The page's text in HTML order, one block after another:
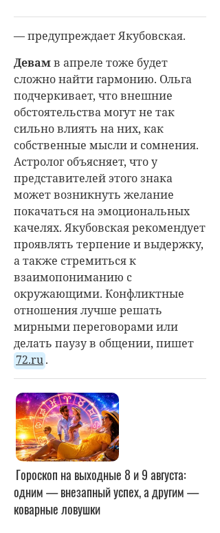
— предупреждает Якубовская.
Девамв апреле тоже будет
сложно найти гармонию. Ольга
подчеркивает, что внешние
обстоятельства могут не так
сильно влиять на них, как
собственные мысли и сомнения.
Астролог объясняет, что у
представителей этого знака
может возникнуть желание
покачаться на эмоциональных
качелях. Якубовская рекомендует
проявлять терпение и выдержку,
а также стремиться к
взаимопониманию с
окружающими. Конфликтные
отношения лучше решать
мирными переговорами или
делать паузу в общении, пишет
72.ru.